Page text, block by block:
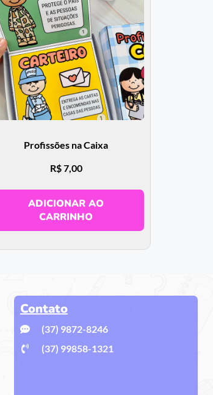
Profissões na Caixa
R$7,00
ADICIONAR AO
CARRINHO
Contato
(37) 9872-8246
(37) 99858-1321